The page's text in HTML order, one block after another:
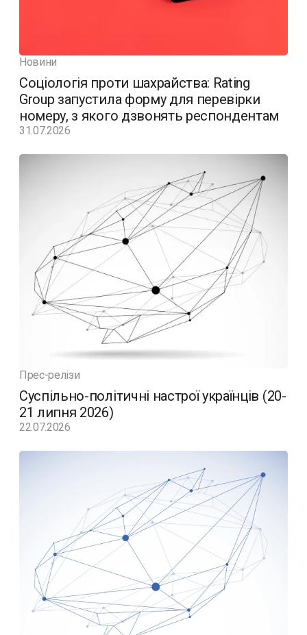
Новини
Соціологія проти шахрайства: Rating
Group запустила форму для перевірки
номеру, з якого дзвонять респондентам
31.07.2026
Прес-релізи
Суспільно-політичні настрої українців (20-
21 липня 2026)
22.07.2026